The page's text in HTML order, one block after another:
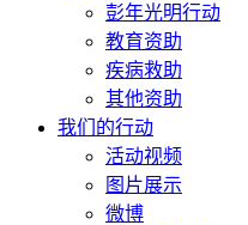
彭年光明行动
教育资助
疾病救助
其他资助
我们的行动
活动视频
图片展示
微博